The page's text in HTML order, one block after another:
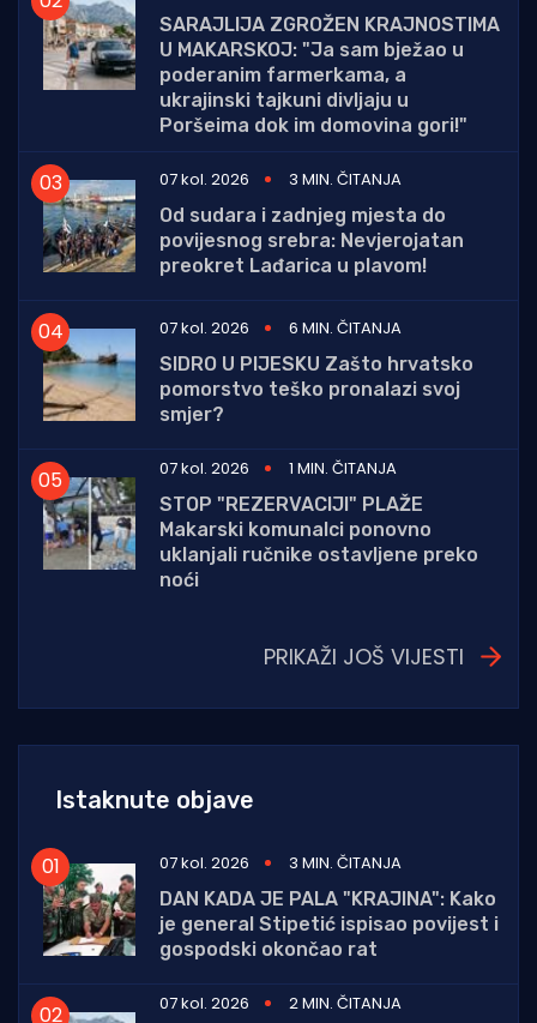
SARAJLIJA ZGROŽEN KRAJNOSTIMA
U MAKARSKOJ: "Ja sam bježao u
poderanim farmerkama, a
ukrajinski tajkuni divljaju u
Poršeima dok im domovina gori!"
07 kol. 2026
3 MIN. ČITANJA
Od sudara i zadnjeg mjesta do
povijesnog srebra: Nevjerojatan
preokret Lađarica u plavom!
07 kol. 2026
6 MIN. ČITANJA
SIDRO U PIJESKU Zašto hrvatsko
pomorstvo teško pronalazi svoj
smjer?
07 kol. 2026
1 MIN. ČITANJA
STOP "REZERVACIJI" PLAŽE
Makarski komunalci ponovno
uklanjali ručnike ostavljene preko
noći
PRIKAŽI JOŠ VIJESTI
Istaknute objave
07 kol. 2026
3 MIN. ČITANJA
DAN KADA JE PALA "KRAJINA": Kako
je general Stipetić ispisao povijest i
gospodski okončao rat
07 kol. 2026 2 MIN. ČITANJA